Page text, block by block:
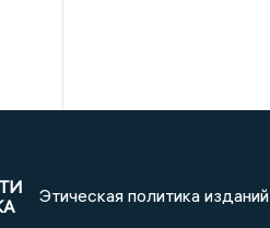
Этическая политика изданий